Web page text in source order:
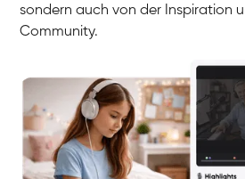
Yuna
Klavier / Piano / Flügel
Camilla
sondern auch von der Inspiration
Community.